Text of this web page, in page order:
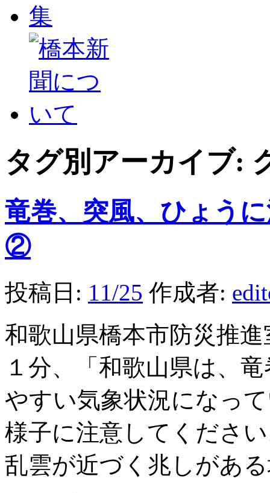
タグ別アーカイブ:
竜巻、突風、ひょう
②
投稿日: 11/25 作成者:
和歌山県橋本市防災推
１分、「和歌山県は、
やすい気象状況になっ
様子に注意してくださ
乱雲が近づく兆しがあ